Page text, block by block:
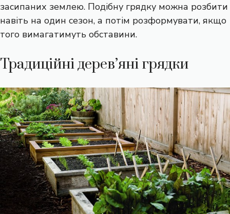
засипаних землею. Подібну грядку можна розбити
навіть на один сезон, а потім розформувати, якщо
того вимагатимуть обставини.
Традиційні дерев’яні грядки